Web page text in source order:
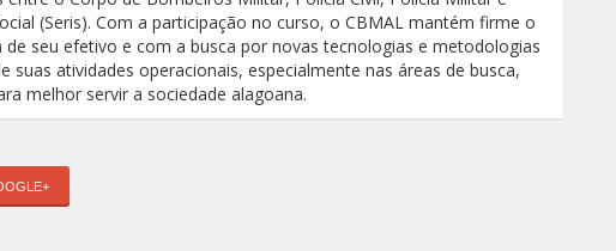
(Seris). Com a participação no curso, o CBMAL mantém firme o
seu efetivo e com a busca por novas tecnologias e metodologias
atividades operacionais, especialmente nas áreas de busca,
melhor servir a sociedade alagoana.